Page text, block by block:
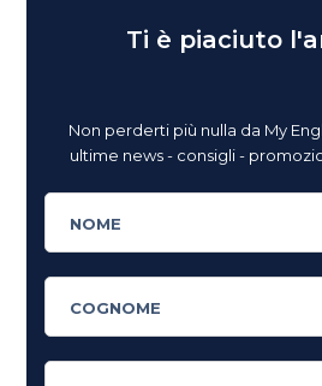
Ti è piaciuto
Non perderti più nulla da My
ultime news - consigli -